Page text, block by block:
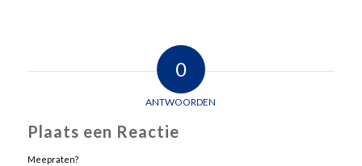
0
ANTWOORDEN
Plaats een Reactie
Meepraten?